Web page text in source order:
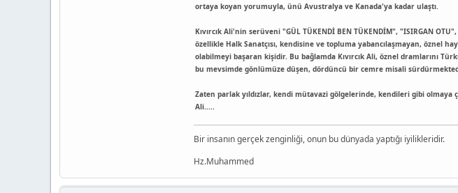
ortaya koyan yorumuyla, ünü Avustralya ve Kanada'ya kadar ulaştı.
Kıvırcık Ali'nin serüveni "GÜL TÜKENDİ BEN TÜKENDİM", "ISIRGAN
özellikle Halk Sanatçısı, kendisine ve topluma yabancılaşmayan, öznel
olabilmeyi başaran kişidir. Bu bağlamda Kıvırcık Ali, öznel dramlarını
bu mevsimde gönlümüze düşen, dördüncü bir cemre misali
Zaten parlak yıldızlar, kendi mütavazi gölgelerinde, kendileri gibi olmaya
Ali.....
Bir insanın gerçek zenginliği, onun bu dünyada yaptığı iyilikleridir.
Hz.Muhammed